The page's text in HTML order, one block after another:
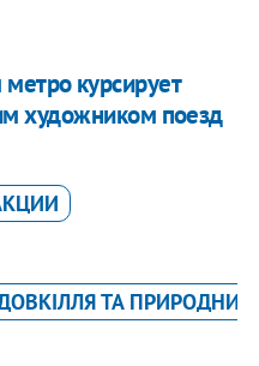
курсирует
художником поезд
ТА ПРИРОДНИХ